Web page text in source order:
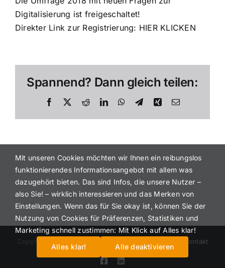
Digitalisierung ist freigeschaltet!
Direkter Link zur Registrierung: HIER KLICKEN
Spannend? Dann gleich teilen:
Facebook RedditLinkedInWhatsApp
Telegram
Xing E-
Copyright 2012 - 2022 | Kontakt
Facebook
Mit unseren Cookies möchten wir Ihnen ein reibungslos
funktionierendes Informationsangebot mit allem was
dazugehört bieten. Das sind Infos, die unsere Nutzer –
also Sie! – wirklich interessieren und das Merken von
Einstellungen. Wenn das für Sie okay ist, können Sie der
Nutzung von Cookies für Präferenzen, Statistiken und
Marketing schnell zustimmen: Mit Klick auf Alles klar!
Alles klar!
Alle deaktivieren